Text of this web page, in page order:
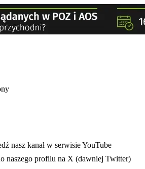
w nowej karcie
się w nowej karcie
nasz kanał w serwisie YouTube
karcie
naszego profilu na X (dawniej Twitter)